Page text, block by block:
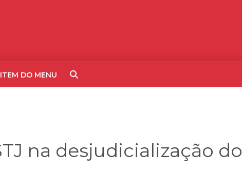
ITEM DO MENU
na desjudicialização do